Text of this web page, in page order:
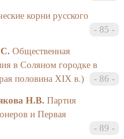
корни русского
85
Общественная
в Соляном городке в
половина XIX в.)
86
Н.В. Партия
и Первая
89